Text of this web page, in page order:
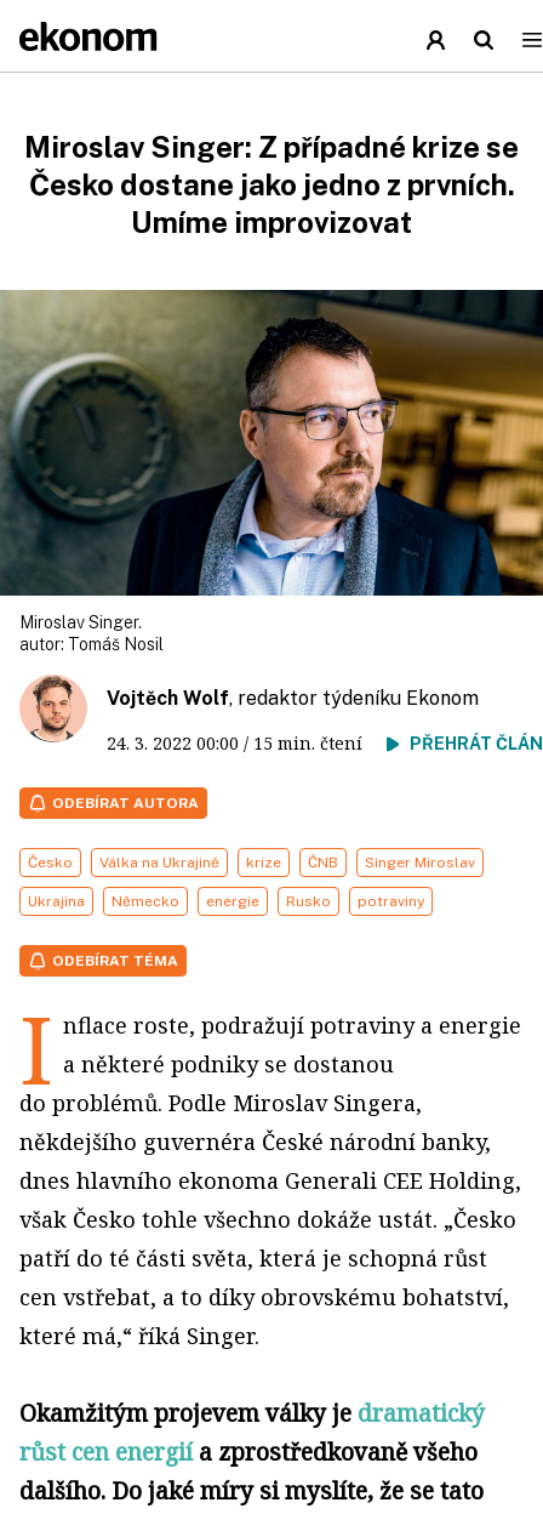
Miroslav Singer: Z případné krize se
Česko dostane jako jedno z prvních.
Umíme improvizovat
Miroslav Singer.
autor: Tomáš Nosil
Vojtěch Wolf, redaktor týdeníku Ekonom
24. 3. 2022 00:00 / 15 min. čtení PŘEHRÁT
ODEBÍRAT AUTORA
Česko Válka na Ukrajině krize ČNB Singer Miroslav
Ukrajina Německo energie Rusko potraviny
ODEBÍRAT TÉMA
I nflace roste, podražují potraviny a energie
a některé podniky se dostanou
do problémů. Podle Miroslav Singera,
někdejšího guvernéra České národní banky,
dnes hlavního ekonoma Generali CEE Holding,
však Česko tohle všechno dokáže ustát. „Česko
patří do té části světa, která je schopná růst
cen vstřebat, a to díky obrovskému bohatství,
které má,“ říká Singer.
Okamžitým projevem války je dramatický
růst cen energiía zprostředkovaně všeho
dalšího. Do jaké míry si myslíte, že se tato